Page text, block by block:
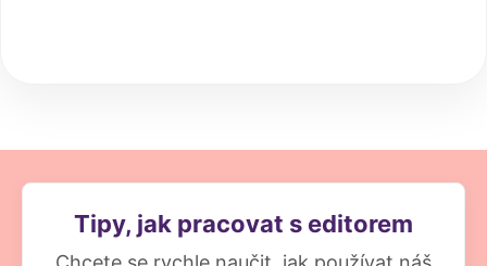
Tipy, jak pracovat s editorem